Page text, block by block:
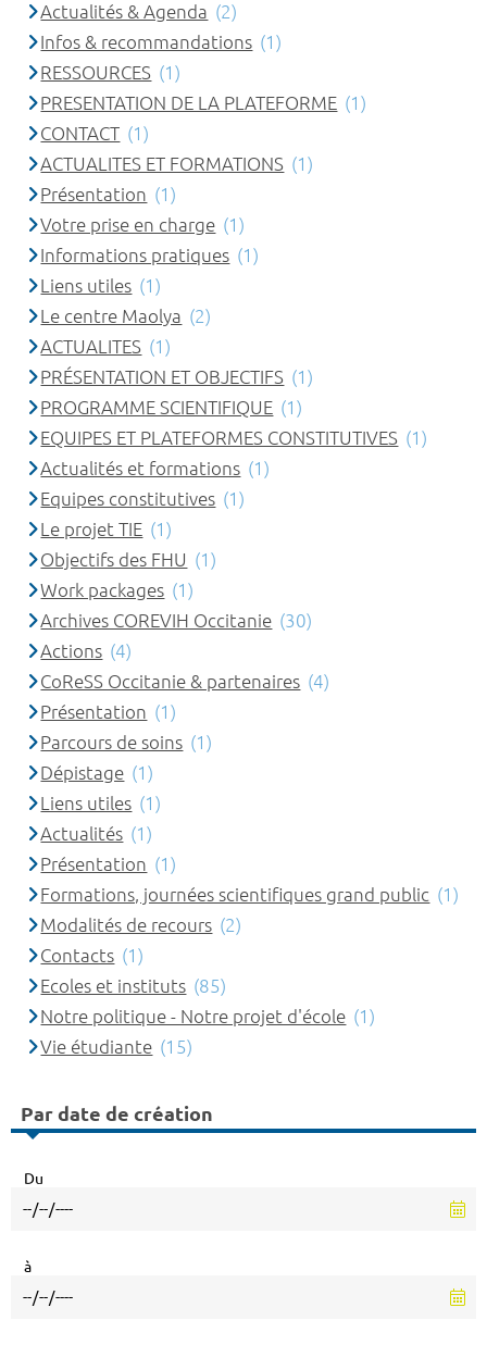
Actualités & Agenda (2)
Infos & recommandations (1)
RESSOURCES (1)
PRESENTATION DE LA PLATEFORME (1)
CONTACT (1)
ACTUALITES ET FORMATIONS (1)
Présentation (1)
Votre prise en charge (1)
Informations pratiques (1)
Liens utiles (1)
Le centre Maolya (2)
ACTUALITES (1)
PRÉSENTATION ET OBJECTIFS (1)
PROGRAMME SCIENTIFIQUE (1)
EQUIPES ET PLATEFORMES CONSTITUTIVES (1)
Actualités et formations (1)
Equipes constitutives (1)
Le projet TIE (1)
Objectifs des FHU (1)
Work packages (1)
Archives COREVIH Occitanie (30)
Actions (4)
CoReSS Occitanie & partenaires (4)
Présentation (1)
Parcours de soins (1)
Dépistage (1)
Liens utiles (1)
Actualités (1)
Présentation (1)
Formations, journées scientifiques grand public (1)
Modalités de recours (2)
Contacts (1)
Ecoles et instituts (85)
Notre politique - Notre projet d'école (1)
Vie étudiante (15)
Par date de création
Du
à